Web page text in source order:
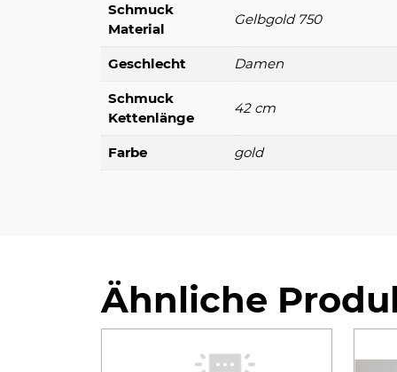
Schmuck
Material
Gelbgold 750
Geschlecht Damen
Schmuck
Kettenlänge
42 cm
Farbe gold
Ähnliche